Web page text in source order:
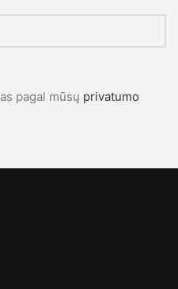
pagal mūsų privatumo